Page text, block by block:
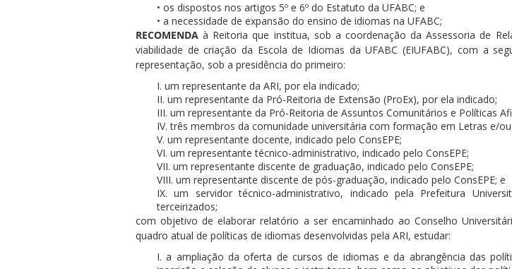
• os dispostos nos artigos 5º e 6º do Estatuto da UFABC; e
• a necessidade de expansão do ensino de idiomas na UFABC;
RECOMENDA à Reitoria que institua, sob a coordenação da Assessoria de
viabilidade de criação da Escola de Idiomas da UFABC (EIUFABC), com a
representação, sob a presidência do primeiro:
I. um representante da ARI, por ela indicado;
II. um representante da Pró-Reitoria de Extensão (ProEx), por ela indicado;
III. um representante da Pró-Reitoria de Assuntos Comunitários e Políticas
IV. três membros da comunidade universitária com formação em Letras e/
V. um representante docente, indicado pelo ConsEPE;
VI. um representante técnico-administrativo, indicado pelo ConsEPE;
VII. um representante discente de graduação, indicado pelo ConsEPE;
VIII. um representante discente de pós-graduação, indicado pelo ConsEPE; e
IX. um servidor técnico-administrativo, indicado pela Prefeitura
terceirizados;
com objetivo de elaborar relatório a ser encaminhado ao Conselho
quadro atual de políticas de idiomas desenvolvidas pela ARI, estudar:
I. a ampliação da oferta de cursos de idiomas e da abrangência das